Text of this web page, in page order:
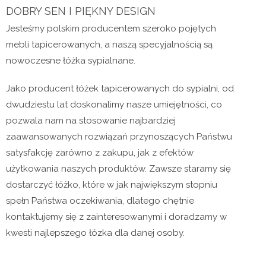
DOBRY SEN I PIĘKNY DESIGN
Jesteśmy polskim producentem szeroko pojętych
mebli tapicerowanych, a naszą specyjalnością są
nowoczesne łóżka sypialnane.
Jako producent łóżek tapicerowanych do sypialni, od
dwudziestu lat doskonalimy nasze umiejętności, co
pozwala nam na stosowanie najbardziej
zaawansowanych rozwiązań przynoszących Państwu
satysfakcję zarówno z zakupu, jak z efektów
użytkowania naszych produktów. Zawsze staramy się
dostarczyć łóżko, które w jak największym stopniu
spełn Państwa oczekiwania, dlatego chętnie
kontaktujemy się z zainteresowanymi i doradzamy w
kwesti najlepszego łózka dla danej osoby.